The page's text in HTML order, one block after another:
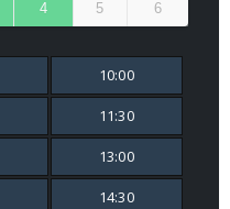
4 5 6
10:00
11:30
13:00
14:30